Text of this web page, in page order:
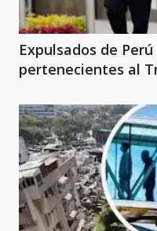
Expulsados de
pertenecientes al